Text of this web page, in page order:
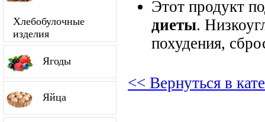
Хлебобулочные
изделия
Ягоды
Яйца
Этот продукт
диеты.
похудения,
<< Вернуться в